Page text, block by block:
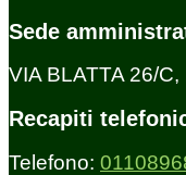
Sede
VIA BLATTA 26/
Recapiti
Telefono: